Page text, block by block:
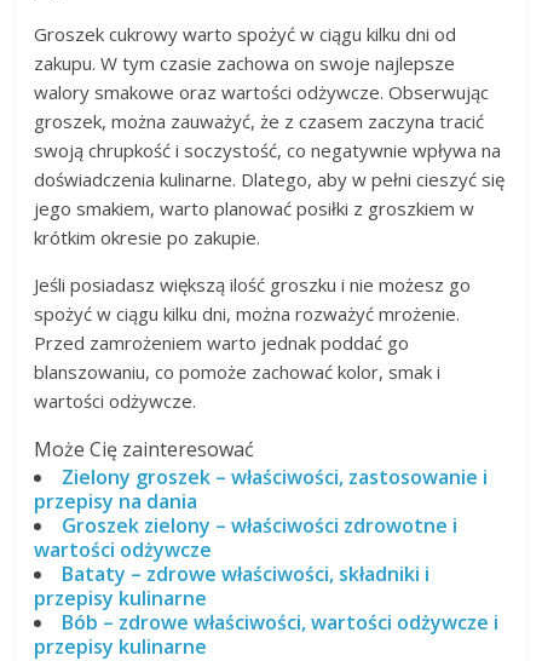
Groszek cukrowy warto spożyć w ciągu kilku dni od
zakupu. W tym czasie zachowa on swoje najlepsze
walory smakowe oraz wartości odżywcze. Obserwując
groszek, można zauważyć, że z czasem zaczyna tracić
swoją chrupkość i soczystość, co negatywnie wpływa na
doświadczenia kulinarne. Dlatego, aby w pełni cieszyć się
jego smakiem, warto planować posiłki z groszkiem w
krótkim okresie po zakupie.
Jeśli posiadasz większą ilość groszku i nie możesz go
spożyć w ciągu kilku dni, można rozważyć mrożenie.
Przed zamrożeniem warto jednak poddać go
blanszowaniu, co pomoże zachować kolor, smak i
wartości odżywcze.
Może Cię zainteresować
Zielony groszek – właściwości, zastosowanie i
przepisy na dania
Groszek zielony – właściwości zdrowotne i
wartości odżywcze
Bataty – zdrowe właściwości, składniki i
przepisy kulinarne
Bób – zdrowe właściwości, wartości odżywcze i
przepisy kulinarne